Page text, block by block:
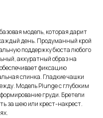
модель, которая дарит
день. Продуманный крой
поддержку бюста любого
аккуратный образ на
фиксацию
спинка. Гладкие чашки
Модель Plunge с глубоким
груди. Бретели
за шею или крест-накрест.